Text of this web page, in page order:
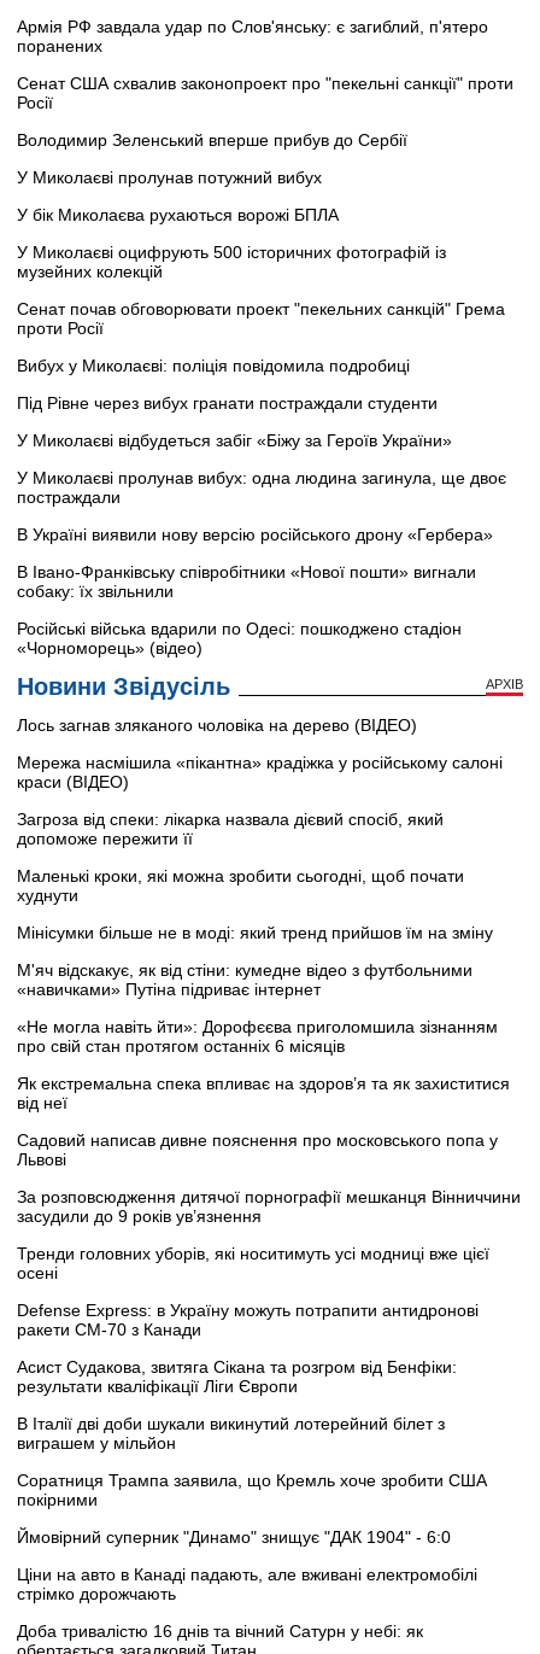
Армія РФ завдала удар по Слов'янську: є загиблий, п'ятеро
поранених
Сенат США схвалив законопроект про "пекельні санкції" проти
Росії
Володимир Зеленський вперше прибув до Сербії
У Миколаєві пролунав потужний вибух
У бік Миколаєва рухаються ворожі БПЛА
У Миколаєві оцифрують 500 історичних фотографій із
музейних колекцій
Сенат почав обговорювати проект "пекельних санкцій" Грема
проти Росії
Вибух у Миколаєві: поліція повідомила подробиці
Під Рівне через вибух гранати постраждали студенти
У Миколаєві відбудеться забіг «Біжу за Героїв України»
У Миколаєві пролунав вибух: одна людина загинула, ще двоє
постраждали
В Україні виявили нову версію російського дрону «Гербера»
В Івано-Франківську співробітники «Нової пошти» вигнали
собаку: їх звільнили
Російські війська вдарили по Одесі: пошкоджено стадіон
«Чорноморець» (відео)
Новини Звідусіль АРХІВ
Лось загнав зляканого чоловіка на дерево (ВІДЕО)
Мережа насмішила «пікантна» крадіжка у російському салоні
краси (ВІДЕО)
Загроза від спеки: лікарка назвала дієвий спосіб, який
допоможе пережити її
Маленькі кроки, які можна зробити сьогодні, щоб почати
худнути
Мінісумки більше не в моді: який тренд прийшов їм на зміну
М'яч відскакує, як від стіни: кумедне відео з футбольними
«навичками» Путіна підриває інтернет
«Не могла навіть йти»: Дорофєєва приголомшила зізнанням
про свій стан протягом останніх 6 місяців
Як екстремальна спека впливає на здоров’я та як захиститися
від неї
Садовий написав дивне пояснення про московського попа у
Львові
За розповсюдження дитячої порнографії мешканця Вінниччини
засудили до 9 років ув’язнення
Тренди головних уборів, які носитимуть усі модниці вже цієї
осені
Defense Express: в Україну можуть потрапити антидронові
ракети CM-70 з Канади
Асист Судакова, звитяга Сікана та розгром від Бенфіки:
результати кваліфікації Ліги Європи
В Італії дві доби шукали викинутий лотерейний білет з
виграшем у мільйон
Соратниця Трампа заявила, що Кремль хоче зробити США
покірними
Ймовірний суперник "Динамо" знищує "ДАК 1904" - 6:0
Ціни на авто в Канаді падають, але вживані електромобілі
стрімко дорожчають
Доба тривалістю 16 днів та вічний Сатурн у небі: як
обертається загадковий Титан